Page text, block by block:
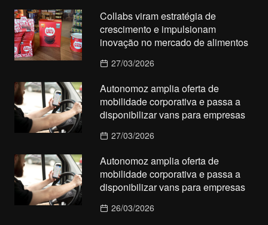
Collabs viram estratégia de
crescimento e impulsionam
inovação no mercado de alimentos
27/03/2026
Autonomoz amplia oferta de
mobilidade corporativa e passa a
disponibilizar vans para empresas
27/03/2026
Autonomoz amplia oferta de
mobilidade corporativa e passa a
disponibilizar vans para empresas
26/03/2026